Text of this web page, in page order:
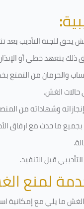
:
للجنة التأديب بعد
ذلك بتعهد خطي أو
والحرمان من التمتع
حالات الغش.
وشهاداته من
ما حدث مع ارفاق
التأديبي قبل التنفيذ.
لمنع
ما يلي مع إمكانية